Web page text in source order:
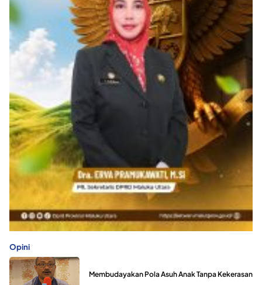
Opini
Membudayakan Pola Asuh Anak Tanpa Kekerasan